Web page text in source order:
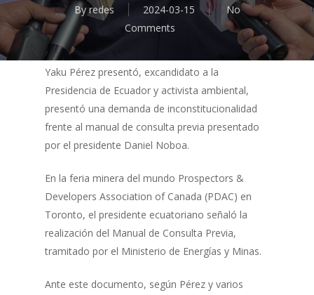
By redes 2024-03-15
No
Comments
Yaku Pérez presentó, excandidato a la
Presidencia de Ecuador y activista ambiental,
presentó una demanda de inconstitucionalidad
frente al manual de consulta previa presentado
por el presidente Daniel Noboa.
En la feria minera del mundo Prospectors &
Developers Association of Canada (PDAC) en
Toronto, el presidente ecuatoriano señaló la
realización del Manual de Consulta Previa,
tramitado por el Ministerio de Energías y Minas.
Ante este documento, según Pérez y varios